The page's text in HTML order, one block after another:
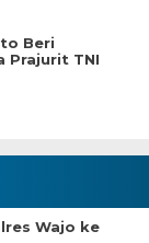
Beri
Prajurit TNI
Wajo ke